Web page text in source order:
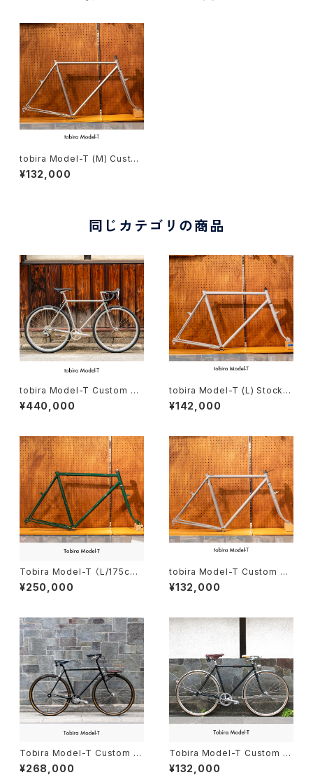
tobira Model-T (M) Custo
m order (deposit)
¥132,000
同じカテゴリの商品
tobira Model-T Custom co
mplete bike（166-175cm）
¥440,000
tobira Model-T (L) Stock f
rame order (deposit)
¥142,000
Tobira Model-T （L/175c
m〜）
¥250,000
tobira Model-T Custom or
der (deposit)
¥132,000
Tobira Model-T Custom c
omplete bike
¥268,000
Tobira Model-T Custom c
omplete bike
¥132,000